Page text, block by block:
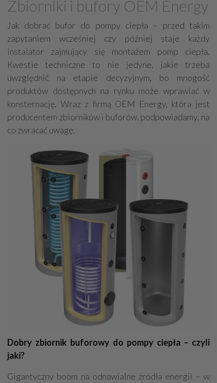
Grzejniki
Hydraulika
Energetyczne instalacje, urządzenia
Materiały hydrauliczne
Przeciwpożarowa ochrona, zabezpieczenia
Elektroinstalatorstwo
Systemy energooszczędne
Systemy nawilżania powietrza
Systemy odwodnień
Elektryczne materiały
Przemysłowe instalacje
Hydrotechnika
Zbiorniki i bufory OEM Energy
Jak dobrać bufor do pompy ciepła – przed takim
zapytaniem wcześniej czy później staje każdy
instalator zajmujący się montażem pomp ciepła.
Kwestie techniczne to nie jedyne, jakie trzeba
uwzględnić na etapie decyzyjnym, bo mnogość
produktów dostępnych na rynku może wprawiać w
konsternację. Wraz z firmą OEM Energy, która jest
producentem zbiorników i buforów, podpowiadamy, na
co zwracać uwagę.
Dobry zbiornik buforowy do pompy ciepła – czyli
jaki?
Gigantyczny boom na odnawialne źródła energii – w